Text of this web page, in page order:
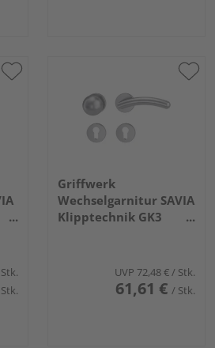
Griffwerk
Wechselgarnitur SAVIA
Klipptechnik GK3
UVP 72,48 €/ Stk.
61,61 € / Stk.